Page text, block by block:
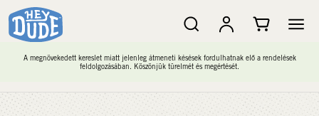
A megnövekedett kereslet miatt jelenleg átmeneti késések fordulhatnak elő a rendelések
feldolgozásában. Köszönjük türelmét és megértését.